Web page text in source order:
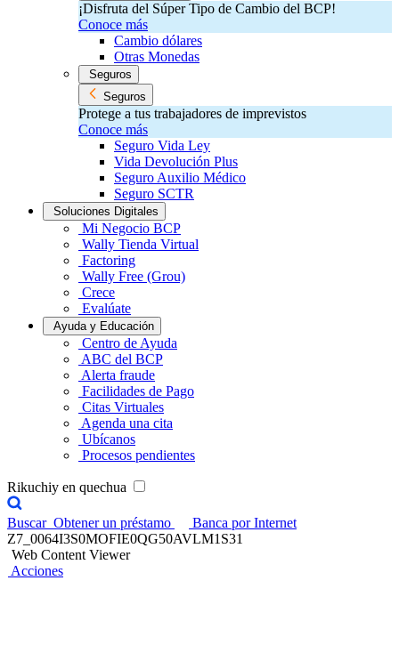
¡Disfruta del Súper Tipo de Cambio del BCP!​
Conoce más
Cambio dólares
Otras Monedas
Seguros
Seguros
Protege a tus trabajadores de imprevistos
Conoce más
Seguro Vida Ley
Vida Devolución Plus
Seguro Auxilio Médico
Seguro SCTR
Soluciones Digitales
Mi Negocio BCP
Wally Tienda Virtual
Factoring
Wally Free (Grou)
Crece
Evalúate
Ayuda y Educación
Centro de Ayuda
ABC del BCP
Alerta fraude
Facilidades de Pago
Citas Virtuales
Agenda una cita
Ubícanos
Procesos pendientes
Rikuchiy en quechua
Buscar Obtener un préstamo
Banca por Internet
Z7_0064I3S0MOFIE0QG50AVLM1S31
Web Content Viewer
Acciones